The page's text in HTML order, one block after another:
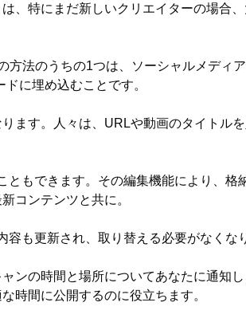
、特にまだ新しいクリエイターの場合
方法のうちの1つは、ソーシャルメディ
に埋め込むことです。
ます。人々は、URLや動画のタイトル
もできます。その編集機能により、格
コンテンツと共に。
も更新され、取り替える必要がなくな
ンの時間と場所についてあなたに通知
時間に公開するのに役立ちます。